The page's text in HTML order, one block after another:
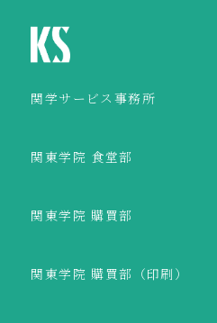
関学サービス事務所
関東学院 食堂部
関東学院 購買部
関東学院 購買部（印刷）